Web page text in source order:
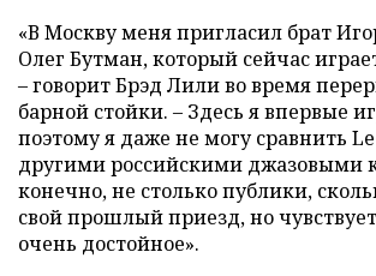
«В Москву меня пригласил брат
Олег Бутман, который сейчас
– говорит Брэд Лили во время
барной стойки. – Здесь я впервые
поэтому я даже не могу сравнить
другими российскими джазовыми
конечно, не столько публики,
свой прошлый приезд, но
очень достойное».